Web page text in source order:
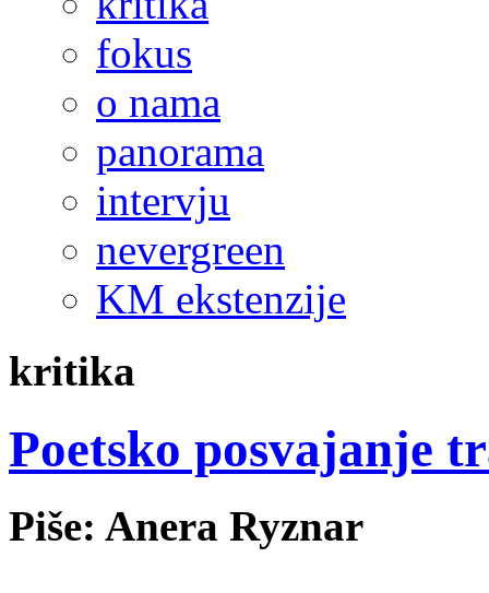
fokus
o nama
panorama
intervju
nevergreen
KM ekstenzije
kritika
Poetsko posvajanje
Piše: Anera Ryznar